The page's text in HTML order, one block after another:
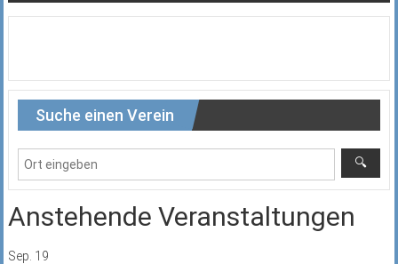
Suche einen Verein
Anstehende Veranstaltungen
Sep. 19